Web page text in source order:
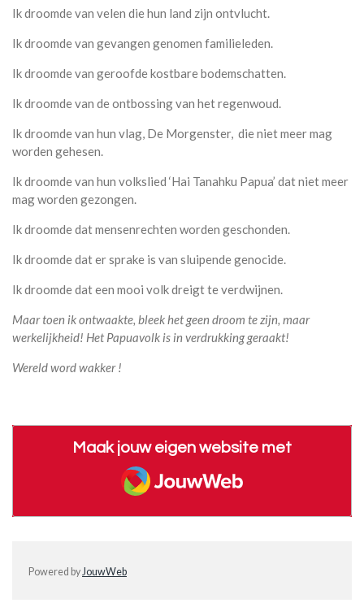
Ik droomde van velen die hun land zijn ontvlucht.
Ik droomde van gevangen genomen familieleden.
Ik droomde van geroofde kostbare bodemschatten.
Ik droomde van de ontbossing van het regenwoud.
Ik droomde van hun vlag, De Morgenster, die niet meer mag
worden gehesen.
Ik droomde van hun volkslied ‘Hai Tanahku Papua’ dat niet meer
mag worden gezongen.
Ik droomde dat mensenrechten worden geschonden.
Ik droomde dat er sprake is van sluipende genocide.
Ik droomde dat een mooi volk dreigt te verdwijnen.
Maar toen ik ontwaakte, bleek het geen droom te zijn, maar
werkelijkheid! Het Papuavolk is in verdrukking geraakt!
Wereld word wakker !
Maak jouw eigen website met
JouwWeb
Powered byJouwWeb